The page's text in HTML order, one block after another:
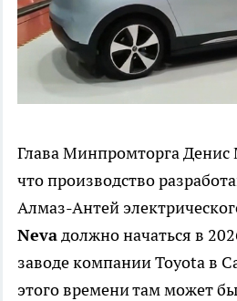
Глава Минпромторга Денис
что производство
Алмаз-Антей
Nevaдолжно начаться в
заводе компании Toyota в
этого времени там может